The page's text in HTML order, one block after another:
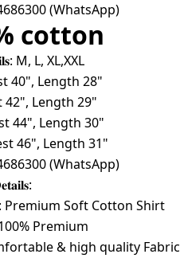
(WhatsApp)
cotton
M, L, XL,XXL
40", Length 28"
42", Length 29"
44", Length 30"
46", Length 31"
(WhatsApp)
Premium Soft Cotton Shirt
Premium
& high quality Fabric